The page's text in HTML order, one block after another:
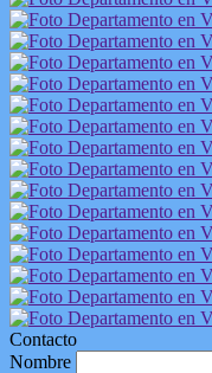
Contacto
Nombre